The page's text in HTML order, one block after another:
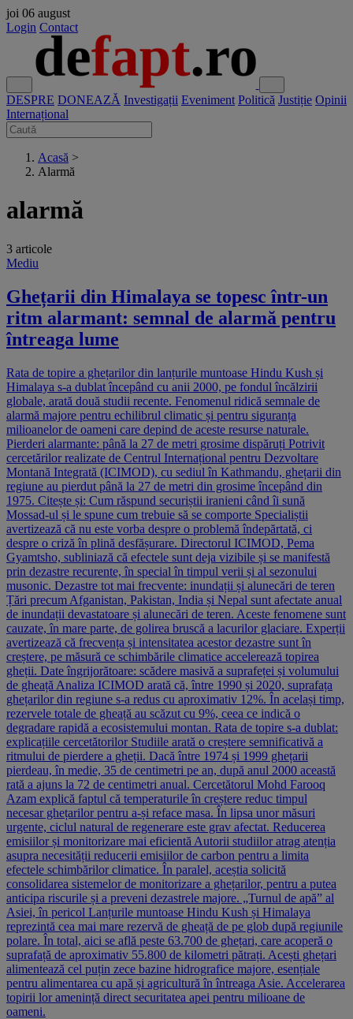
joi 06 august
Login Contact
DESPRE DONEAZĂ Investigații Eveniment Politică Justiție Opinii
Internațional
Acasă >
Alarmă
alarmă
3 articole
Mediu
Ghețarii din Himalaya se topesc într-un
ritm alarmant: semnal de alarmă pentru
întreaga lume
Rata de topire a ghețarilor din lanțurile muntoase Hindu Kush și
Himalaya s-a dublat începând cu anii 2000, pe fondul încălzirii
globale, arată două studii recente. Fenomenul ridică semnale de
alarmă majore pentru echilibrul climatic și pentru siguranța
milioanelor de oameni care depind de aceste resurse naturale.
Pierderi alarmante: până la 27 de metri grosime dispăruți Potrivit
cercetărilor realizate de Centrul Internațional pentru Dezvoltare
Montană Integrată (ICIMOD), cu sediul în Kathmandu, ghețarii din
regiune au pierdut până la 27 de metri din grosime începând din
1975. Citește și: Cum răspund securiștii iranieni când îi sună
Mossad-ul și le spune cum trebuie să se comporte Specialiștii
avertizează că nu este vorba despre o problemă îndepărtată, ci
despre o criză în plină desfășurare. Directorul ICIMOD, Pema
Gyamtsho, subliniază că efectele sunt deja vizibile și se manifestă
prin dezastre recurente, în special în timpul verii și al sezonului
musonic. Dezastre tot mai frecvente: inundații și alunecări de teren
Țări precum Afganistan, Pakistan, India și Nepal sunt afectate anual
de inundații devastatoare și alunecări de teren. Aceste fenomene sunt
cauzate, în mare parte, de golirea bruscă a lacurilor glaciare. Experții
avertizează că frecvența și intensitatea acestor dezastre sunt în
creștere, pe măsură ce schimbările climatice accelerează topirea
gheții. Date îngrijorătoare: scădere masivă a suprafeței și volumului
de gheață Analiza ICIMOD arată că, între 1990 și 2020, suprafața
ghețarilor din regiune s-a redus cu aproximativ 12%. În același timp,
rezervele totale de gheață au scăzut cu 9%, ceea ce indică o
degradare rapidă a ecosistemului montan. Rata de topire s-a dublat:
explicațiile cercetătorilor Studiile arată o creștere semnificativă a
ritmului de pierdere a gheții. Dacă între 1974 și 1999 ghețarii
pierdeau, în medie, 35 de centimetri pe an, după anul 2000 această
rată a ajuns la 72 de centimetri anual. Cercetătorul Mohd Farooq
Azam explică faptul că temperaturile în creștere reduc timpul
necesar ghețarilor pentru a-și reface masa. În lipsa unor măsuri
urgente, ciclul natural de regenerare este grav afectat. Reducerea
emisiilor și monitorizare mai eficientă Autorii studiilor atrag atenția
asupra necesității reducerii emisiilor de carbon pentru a limita
efectele schimbărilor climatice. În paralel, aceștia solicită
consolidarea sistemelor de monitorizare a ghețarilor, pentru a putea
anticipa riscurile și a preveni dezastrele majore. „Turnul de apă” al
Asiei, în pericol Lanțurile muntoase Hindu Kush și Himalaya
reprezintă cea mai mare rezervă de gheață de pe glob după regiunile
polare. În total, aici se află peste 63.700 de ghețari, care acoperă o
suprafață de aproximativ 55.800 de kilometri pătrați. Acești ghețari
alimentează cel puțin zece bazine hidrografice majore, esențiale
pentru alimentarea cu apă și agricultură în întreaga Asie. Accelerarea
topirii lor amenință direct securitatea apei pentru milioane de
oameni.